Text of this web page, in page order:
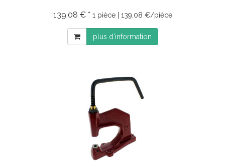
139,08 € * 1 pièce | 139,08 €/pièce
plus d'information